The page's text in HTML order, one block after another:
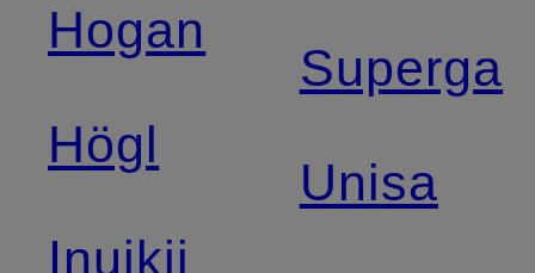
Hogan
Högl
Inuikii
Superga
Unisa